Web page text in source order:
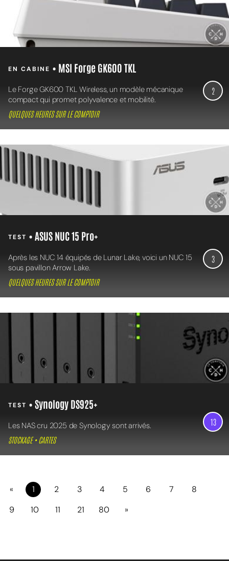
EN CABINE • MSI Forge GK600 TKL
2
Le Forge GK600 TKL Wireless, un modèle mécanique
compact qui promet polyvalence et mobilité.
QUELQUES HEURES SUR LE COMPTOIR
TEST • ASUS NUC 15 Pro+
3
Après les NUC 14 équipés de Lunar Lake, voici un NUC 15
sous pavillon Arrow Lake.
QUELQUES HEURES SUR LE COMPTOIR
TEST • Synology DS925+
13
Les NAS cru 2025 de Synology sont arrivés.
STOCKAGE • CARTES
« 1 2 3 4 5 6 7
8
9
10 11 21 80 »